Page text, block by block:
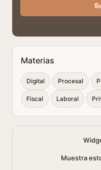
Materias
Digital Procesal
Fiscal Laboral
Muestra